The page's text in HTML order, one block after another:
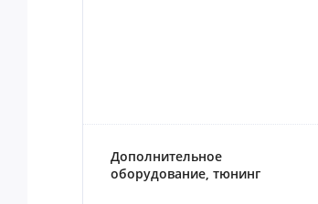
Дополнительное
оборудование, тюнинг